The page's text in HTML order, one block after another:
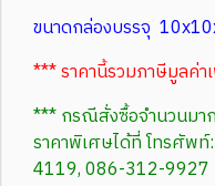
ขนาดกล่องบรรจุ
*** ราคานี้รวมภาษีมูลค่า
*** กรณีสั่งซื้อจำนวนมา
ราคาพิเศษได้ที่ โทรศัพ
4119, 086-312-9927